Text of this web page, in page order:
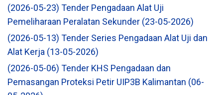
(2026-05-23) Tender Pengadaan Alat Uji
Pemeliharaan Peralatan Sekunder (23-05-2026)
(2026-05-13) Tender Series Pengadaan Alat Uji dan
Alat Kerja (13-05-2026)
(2026-05-06) Tender KHS Pengadaan dan
Pemasangan Proteksi Petir UIP3B Kalimantan (06-